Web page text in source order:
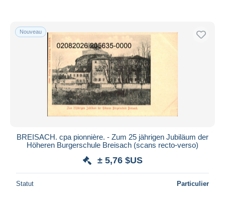
Nouveau
BREISACH. cpa pionnière. - Zum 25 jährigen Jubiläum der
Höheren Burgerschule Breisach (scans recto-verso)
± 5,76 $US
Statut Particulier